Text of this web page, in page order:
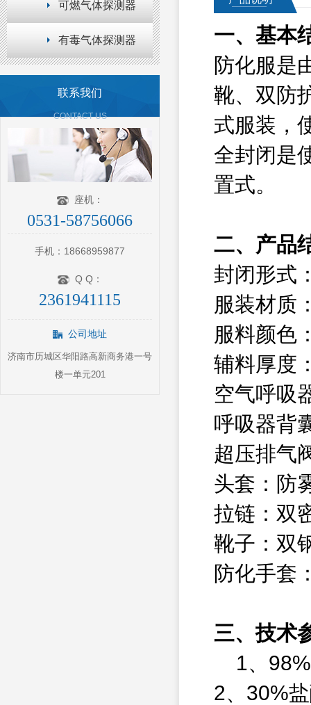
可燃气体探测器
有毒气体探测器
联系我们
CONTACT US
座机：
0531-58756066
手机：18668959877
Q Q：
2361941115
公司地址
济南市历城区华阳路高新商务港一号
楼一单元201
一、基本
防化服是
靴、双防
式服装，
全封闭是
置式。
二、产品
封闭形式
服装材质
服料颜色
辅料厚度
空气呼吸
呼吸器背
超压排气
头套：防
拉链：双
靴子：双
防化手套
三、技术
1、98%
2、30%